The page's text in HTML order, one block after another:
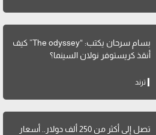
بسام سرحان يكتب: “The odyssey” كيف
أنقذ كريستوفر نولان السينما؟
ترند
تصل إلى أكثر من 250 ألف دولار.. أسعار